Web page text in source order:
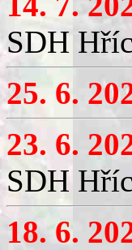
SDH
25. 6.
23. 6.
SDH
18. 6.